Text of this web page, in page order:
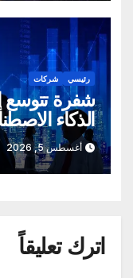
رئيسي شركات
شفرة تتوسع
الذكاء
أغسطس 5, 2026
اترك تعليقاً